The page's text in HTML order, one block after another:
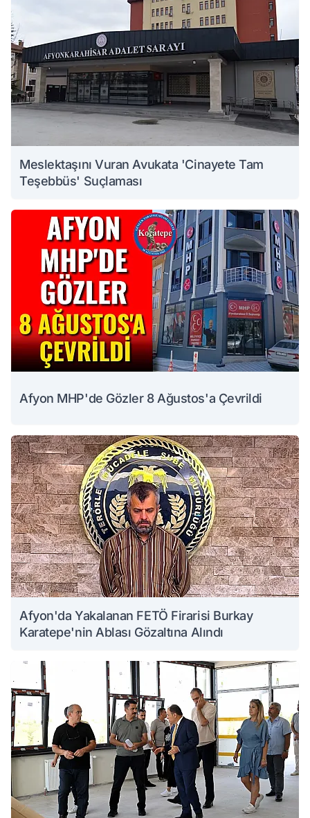
Meslektaşını Vuran Avukata 'Cinayete Tam
Teşebbüs' Suçlaması
Afyon MHP'de Gözler 8 Ağustos'a Çevrildi
Afyon'da Yakalanan FETÖ Firarisi Burkay
Karatepe'nin Ablası Gözaltına Alındı